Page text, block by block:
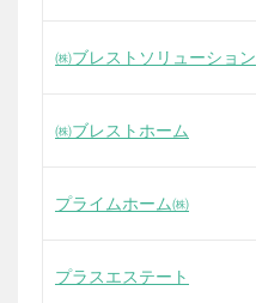
㈱ブレストソリューション
㈱ブレストホーム
プライムホーム㈱
プラスエステート